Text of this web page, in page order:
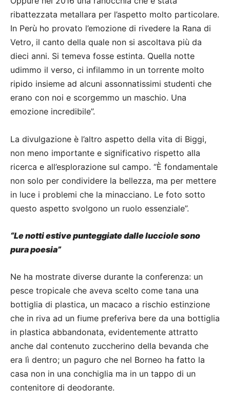
ribattezzata metallara per l’aspetto molto particolare.
In Perù ho provato l’emozione di rivedere la Rana di
Vetro, il canto della quale non si ascoltava più da
dieci anni. Si temeva fosse estinta. Quella notte
udimmo il verso, ci infilammo in un torrente molto
ripido insieme ad alcuni assonnatissimi studenti che
erano con noi e scorgemmo un maschio. Una
emozione incredibile”.
La divulgazione è l’altro aspetto della vita di Biggi,
non meno importante e significativo rispetto alla
ricerca e all’esplorazione sul campo. “È fondamentale
non solo per condividere la bellezza, ma per mettere
in luce i problemi che la minacciano. Le foto sotto
questo aspetto svolgono un ruolo essenziale”.
“Le notti estive punteggiate dalle lucciole sono
pura poesia”
Ne ha mostrate diverse durante la conferenza: un
pesce tropicale che aveva scelto come tana una
bottiglia di plastica, un macaco a rischio estinzione
che in riva ad un fiume preferiva bere da una bottiglia
in plastica abbandonata, evidentemente attratto
anche dal contenuto zuccherino della bevanda che
era lì dentro; un paguro che nel Borneo ha fatto la
casa non in una conchiglia ma in un tappo di un
contenitore di deodorante.